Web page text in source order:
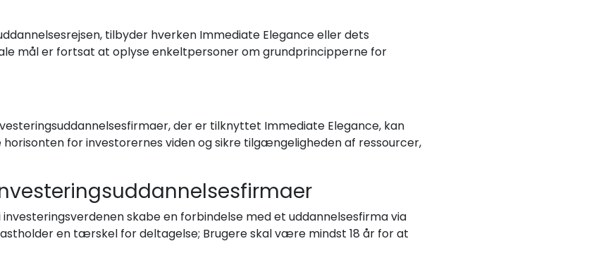
tilbyder hverken Immediate Elegance eller dets
mål er fortsat at oplyse enkeltpersoner om grundprincipperne for
der er tilknyttet Immediate Elegance, kan
for investorernes viden og sikre tilgængeligheden af ressourcer,
skabe en forbindelse med et uddannelsesfirma via
en tærskel for deltagelse; Brugere skal være mindst 18 år for at